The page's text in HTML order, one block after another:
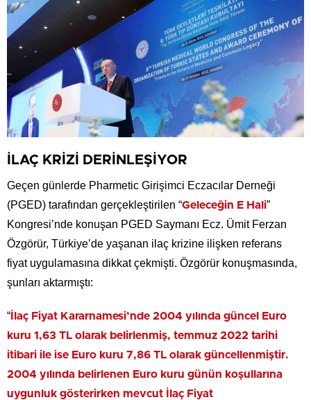
İLAÇ KRİZİ DERİNLEŞİYOR
Geçen günlerde Pharmetic Girişimci Eczacılar Derneği
(PGED) tarafından gerçekleştirilen “Geleceğin E Hali”
Kongresi’nde konuşan PGED Saymanı Ecz. Ümit Ferzan
Özgörür, Türkiye’de yaşanan ilaç krizine ilişken referans
fiyat uygulamasına dikkat çekmişti. Özgörür konuşmasında,
şunları aktarmıştı:
“ İlaç Fiyat Kararnamesi’nde 2004 yılında güncel Euro
kuru 1,63 TL olarak belirlenmiş, temmuz 2022 tarihi
itibari ile ise Euro kuru 7,86 TL olarak güncellenmiştir.
2004 yılında belirlenen Euro kuru günün koşullarına
uygunluk gösterirken mevcut İlaç Fiyat